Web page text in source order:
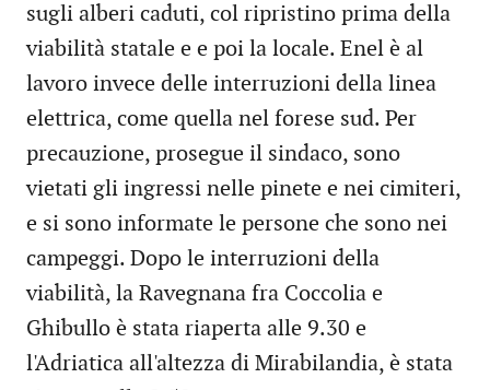
sugli alberi caduti, col ripristino prima della
viabilità statale e e poi la locale. Enel è al
lavoro invece delle interruzioni della linea
elettrica, come quella nel forese sud. Per
precauzione, prosegue il sindaco, sono
vietati gli ingressi nelle pinete e nei cimiteri,
e si sono informate le persone che sono nei
campeggi. Dopo le interruzioni della
viabilità, la Ravegnana fra Coccolia e
Ghibullo è stata riaperta alle 9.30 e
l'Adriatica all'altezza di Mirabilandia, è stata